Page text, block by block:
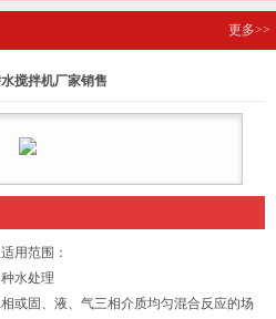
更多>>
搅拌机厂家销售
用范围：
水处理
或固、液、气三相介质均匀混合反应的场